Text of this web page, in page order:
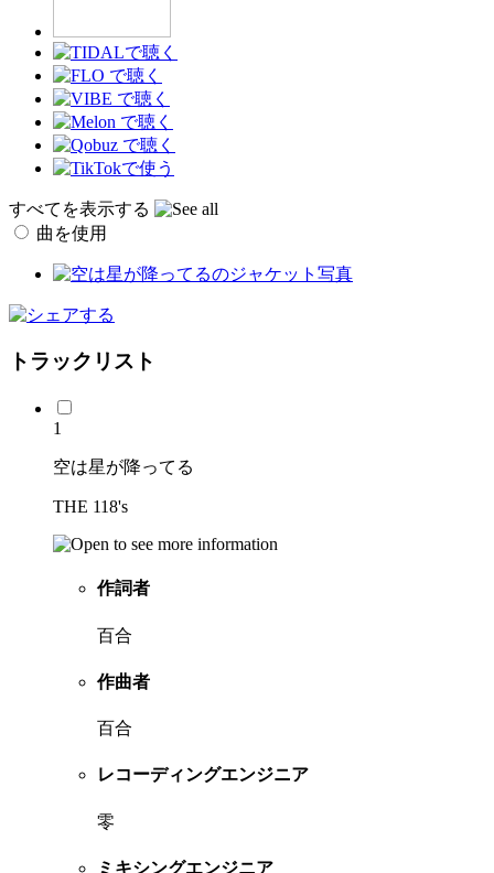
すべてを表示する
曲を使用
トラックリスト
1
空は星が降ってる
THE 118's
作詞者
百合
作曲者
百合
レコーディングエンジニア
零
ミキシングエンジニア